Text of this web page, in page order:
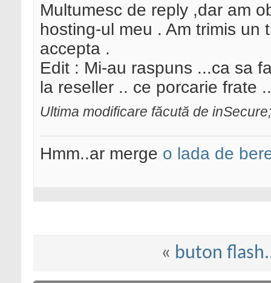
Multumesc de reply ,dar am
hosting-ul meu . Am trimis
accepta .
Edit : Mi-au raspuns ...ca sa
la reseller .. ce porcarie frate ..
Ultima modificare făcută de
Hmm..ar merge o lada de
« buton